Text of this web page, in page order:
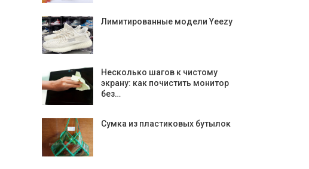
Лимитированные модели Yeezy
Несколько шагов к чистому
экрану: как почистить монитор
без…
Сумка из пластиковых бутылок